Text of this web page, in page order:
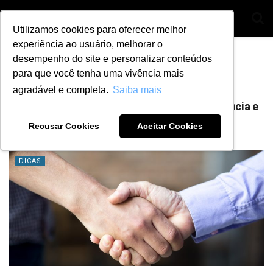
Utilizamos cookies para oferecer melhor
experiência ao usuário, melhorar o
desempenho do site e personalizar conteúdos
para que você tenha uma vivência mais
agradável e completa. Saiba mais
Recusar Cookies Aceitar Cookies
Home Tag mecanico leve
Tag:mecanico leve
Parceiros na oficina mecânica: veja a importância e
por que ter um
10 DE AGOSTO DE 2021
DICAS